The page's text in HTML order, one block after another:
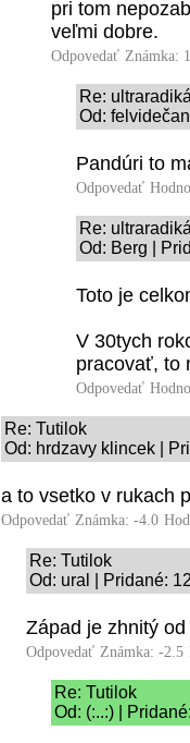
pri tom
veľmi dobre.
Odpovedať Známka:
Re:
Od:
Pandúri to
Odpovedať
Re:
Od: Berg |
Toto je
V 30tych
pracovať, to
Odpovedať
Re: Tutilok
Od: hrdzavy klincek |
a to vsetko v rukach
Odpovedať Známka: -4.0
Re: Tutilok
Od: ural | Pridané:
Západ je zhnitý
Odpovedať Známka: -2.5
Re: Tutilok
Od: (:..:) |